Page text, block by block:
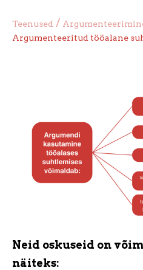
Teenused /
Argumenteeritud tööalane
Neid oskuseid on
näiteks: